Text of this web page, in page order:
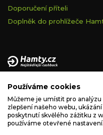
sídlem Na vápence 2885/
zapsaná v obchodním
Praze, spisová značka C
podpora@hamty.cz
Doporučení příteli
Doplněk do prohlížeče
Používáme cookies
Můžeme je umístit pro
zlepšení našeho webu,
poskytnutí skvělého zážitku z
používáme otevřené nastavení.